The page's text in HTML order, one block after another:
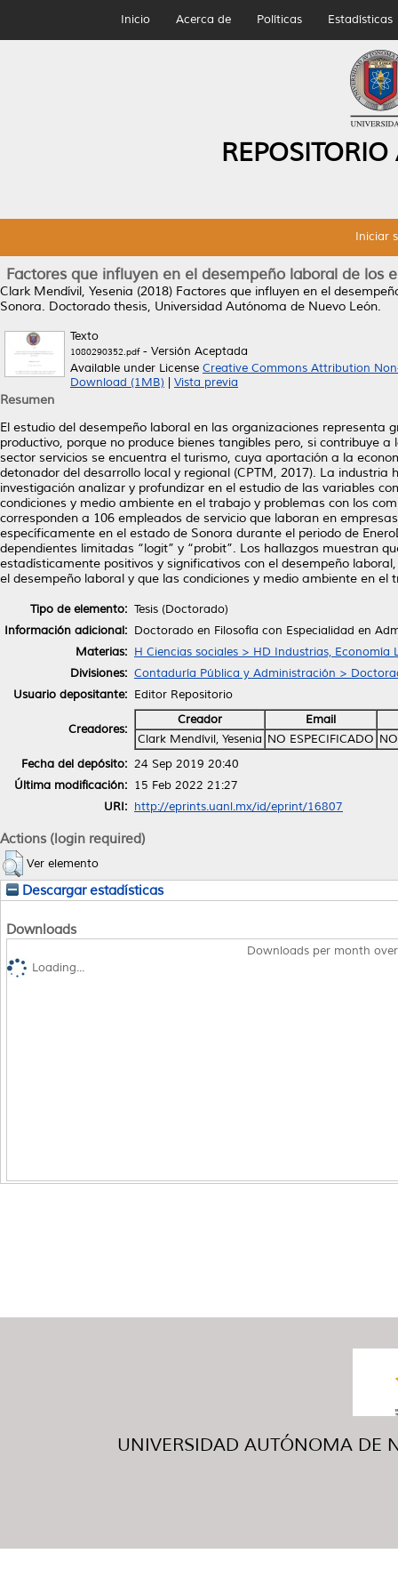
Inicio Acerca de Políticas Estadísticas
Iniciar
Factores que influyen en el desempeño laboral de los
Clark Mendívil, Yesenia (2018) Factores que influyen en el
Sonora. Doctorado thesis, Universidad Autónoma de Nuevo León.
Texto
1080290352.pdf- Versión Aceptada
Available under License Creative Commons Attribution
Download (1MB)
Vista previa
Resumen
El estudio del desempeño laboral en las organizaciones
productivo, porque no produce bienes tangibles pero, si contribuye
sector servicios se encuentra el turismo, cuya aportación a la
detonador del desarrollo local y regional (CPTM, 2017). La
investigación analizar y profundizar en el estudio de las variables
condiciones y medio ambiente en el trabajo y problemas con los
corresponden a 106 empleados de servicio que laboran en
específicamente en el estado de Sonora durante el periodo de
dependientes limitadas “logit” y “probit”. Los hallazgos muestran
estadísticamente positivos y significativos con el desempeño
el desempeño laboral y que las condiciones y medio ambiente en
Tipo de elemento: Tesis (Doctorado)
Información adicional: Doctorado en Filosofía con Especialidad en
Materias: H Ciencias sociales > HD Industrias, Economía
Divisiones: Contaduría Pública y Administración >
Usuario depositante: Editor Repositorio
Creadores:
Creador
Email
Clark Mendívil, Yesenia NO ESPECIFICADO
Fecha del depósito: 24 Sep 2019 20:40
Última modificación: 15 Feb 2022 21:27
URI: http://eprints.uanl.mx/id/eprint/16807
Actions (login required)
Ver elemento
Descargar estadísticas
Downloads
Downloads per month
Loading...
UNIVERSIDAD AUTÓNOMA DE